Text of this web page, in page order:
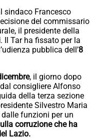
sindaco Francesco
del commissario
il presidente della
. Il Tar ha fissato per la
pubblica dell’8
, il giorno dopo
consigliere Alfonso
della terza sezione
Silvestro Maria
funzioni per un
corruzione che ha
Lazio.